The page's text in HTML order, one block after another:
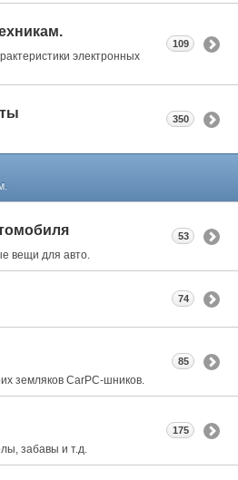
электронных
109
350
вещи для авто.
53
74
земляков CarPC-шников.
85
забавы и т.д.
175